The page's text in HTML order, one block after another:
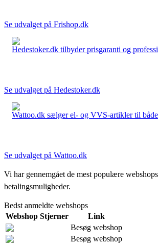
Se udvalget på Frishop.dk
Hedestoker.dk tilbyder prisgaranti og
Se udvalget på Hedestoker.dk
Wattoo.dk sælger el- og VVS-artikler til
Se udvalget på Wattoo.dk
Vi har gennemgået de mest populære
betalingsmuligheder.
Bedst anmeldte webshops
Webshop Stjerner
Link
Besøg webshop
Besøg webshop